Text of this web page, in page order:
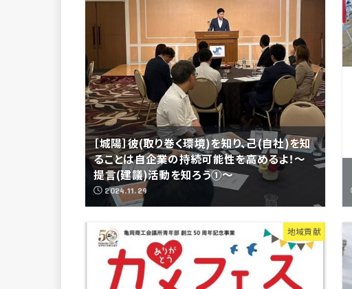
［城陽］彼(取り巻く環境)を知り、己(自社)を知
ることは自企業の持続可能性を高めるよ！～
提言(建議)活動を知ろう①～
2024.11.29
地域貢献